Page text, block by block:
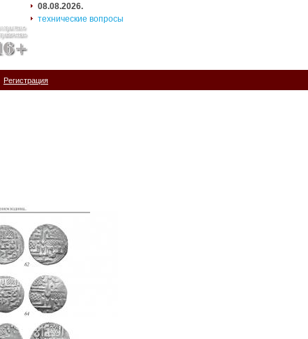
08.08.2026.
технические вопросы
Регистрация